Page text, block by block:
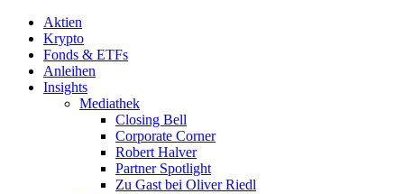
Aktien
Krypto
Fonds & ETFs
Anleihen
Insights
Mediathek
Closing Bell
Corporate Corner
Robert Halver
Partner Spotlight
Zu Gast bei Oliver Riedl